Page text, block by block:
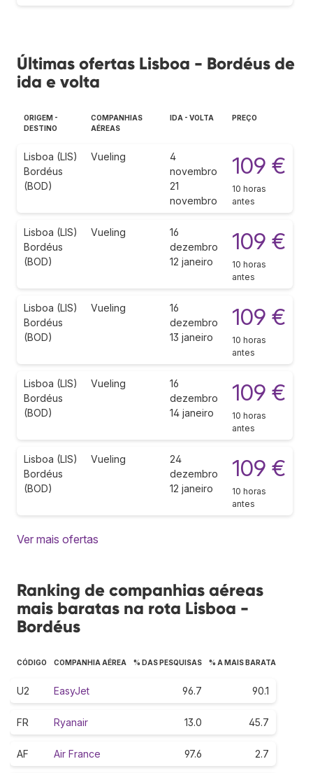
Últimas ofertas Lisboa - Bordéus de
ida e volta
ORIGEM -
DESTINO
COMPANHIAS
AÉREAS
IDA - VOLTA PREÇO
Lisboa (LIS)
Bordéus
(BOD)
Vueling
4
novembro
21
novembro
109 €
10 horas
antes
Lisboa (LIS)
Bordéus
(BOD)
Vueling
16
dezembro
12 janeiro
109 €
10 horas
antes
Lisboa (LIS)
Bordéus
(BOD)
Vueling
16
dezembro
13 janeiro
109 €
10 horas
antes
Lisboa (LIS)
Bordéus
(BOD)
Vueling
16
dezembro
14 janeiro
109 €
10 horas
antes
Lisboa (LIS)
Bordéus
(BOD)
Vueling
24
dezembro
12 janeiro
109 €
10 horas
antes
Ver mais ofertas
Ranking de companhias aéreas
mais baratas na rota Lisboa -
Bordéus
CÓDIGO COMPANHIA AÉREA % DAS PESQUISAS % A MAIS BARATA
U2 EasyJet 96.7 90.1
FR Ryanair 13.0 45.7
AF Air France 97.6 2.7